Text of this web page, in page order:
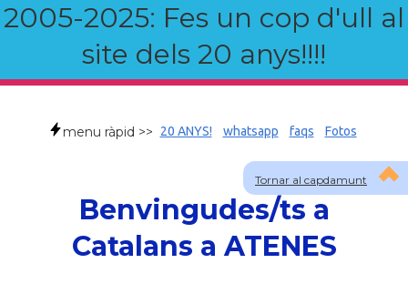
2005-2025: Fes un cop d'ull al
site dels 20 anys!!!!
Tornar al capdamunt
menu ràpid >> 20 ANYS! whatsapp faqs Fotos
Benvingudes/ts a
Catalans a ATENES